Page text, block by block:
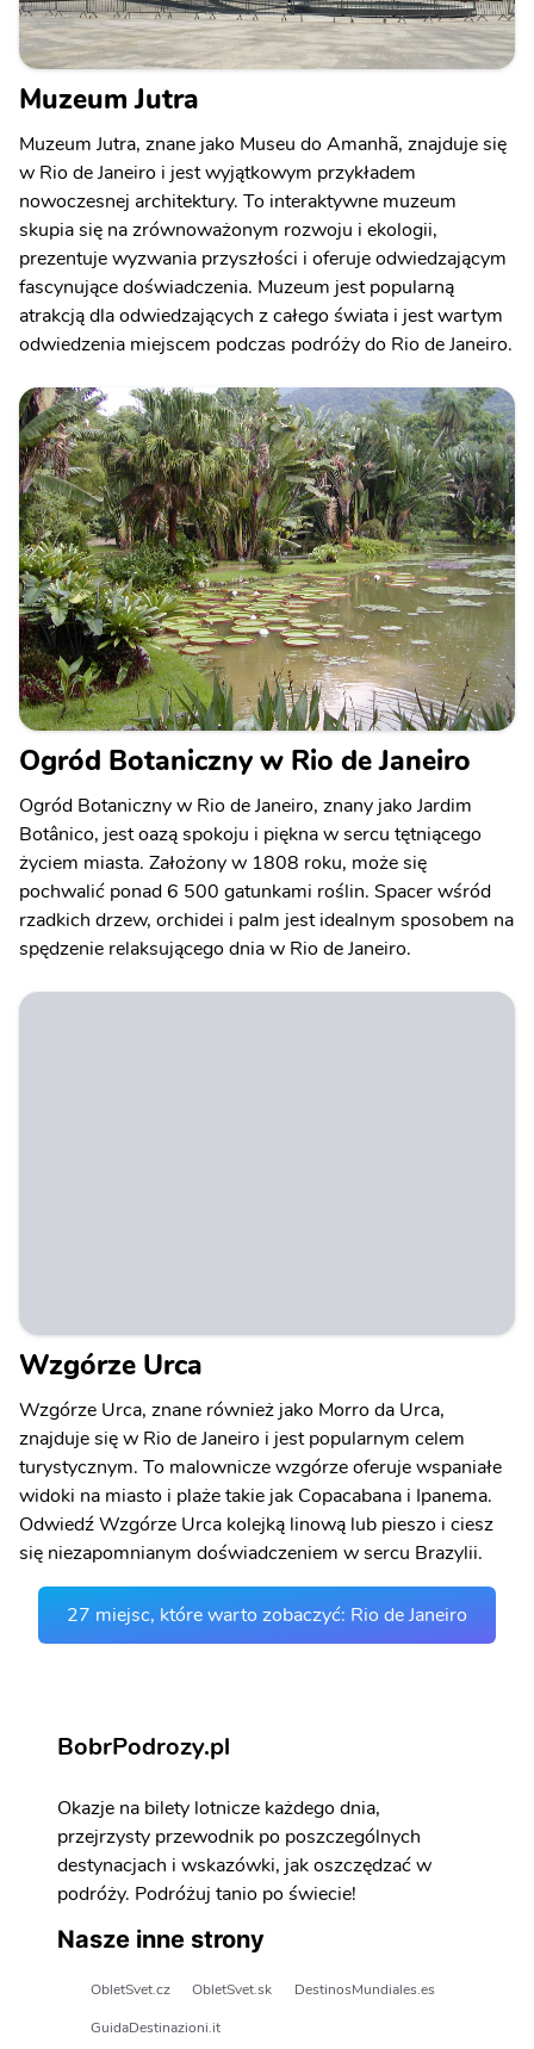
Muzeum Jutra
Muzeum Jutra, znane jako Museu do Amanhã, znajduje się
w Rio de Janeiro i jest wyjątkowym przykładem
nowoczesnej architektury. To interaktywne muzeum
skupia się na zrównoważonym rozwoju i ekologii,
prezentuje wyzwania przyszłości i oferuje odwiedzającym
fascynujące doświadczenia. Muzeum jest popularną
atrakcją dla odwiedzających z całego świata i jest wartym
odwiedzenia miejscem podczas podróży do Rio de Janeiro.
Ogród Botaniczny w Rio de Janeiro
Ogród Botaniczny w Rio de Janeiro, znany jako Jardim
Botânico, jest oazą spokoju i piękna w sercu tętniącego
życiem miasta. Założony w 1808 roku, może się
pochwalić ponad 6 500 gatunkami roślin. Spacer wśród
rzadkich drzew, orchidei i palm jest idealnym sposobem na
spędzenie relaksującego dnia w Rio de Janeiro.
Wzgórze Urca
Wzgórze Urca, znane również jako Morro da Urca,
znajduje się w Rio de Janeiro i jest popularnym celem
turystycznym. To malownicze wzgórze oferuje wspaniałe
widoki na miasto i plaże takie jak Copacabana i Ipanema.
Odwiedź Wzgórze Urca kolejką linową lub pieszo i ciesz
się niezapomnianym doświadczeniem w sercu Brazylii.
27 miejsc, które warto zobaczyć: Rio de Janeiro
BobrPodrozy.pl
Okazje na bilety lotnicze każdego dnia,
przejrzysty przewodnik po poszczególnych
destynacjach i wskazówki, jak oszczędzać w
podróży. Podróżuj tanio po świecie!
Nasze inne strony
ObletSvet.cz ObletSvet.sk
DestinosMundiales.es
GuidaDestinazioni.it